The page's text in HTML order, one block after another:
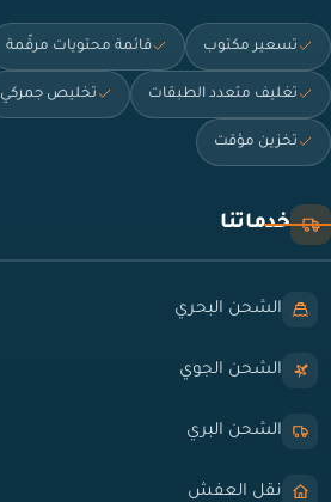
تسعير مكتوب قائمة محتويات مرقّمة
تغليف متعدد الطبقات تخليص جمركي
تخزين مؤقت
خدماتنا
الشحن البحري
الشحن الجوي
الشحن البري
نقل العفش